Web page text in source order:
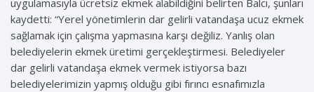
uygulamasıyla ücretsiz ekmek alabildiğini belirten Balcı, şunları
kaydetti: “Yerel yönetimlerin dar gelirli vatandaşa ucuz ekmek
sağlamak için çalışma yapmasına karşı değiliz. Yanlış olan
belediyelerin ekmek üretimi gerçekleştirmesi. Belediyeler
dar gelirli vatandaşa ekmek vermek istiyorsa bazı
belediyelerimizin yapmış olduğu gibi fırıncı esnafımızla